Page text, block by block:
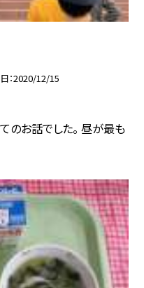
2020/12/15
のお話でした。 昼が最も